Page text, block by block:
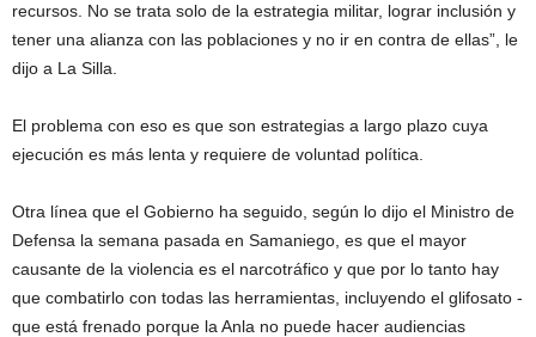
recursos. No se trata solo de la estrategia militar, lograr inclusión y
tener una alianza con las poblaciones y no ir en contra de ellas”, le
dijo a La Silla.
El problema con eso es que son estrategias a largo plazo cuya
ejecución es más lenta y requiere de voluntad política.
Otra línea que el Gobierno ha seguido, según lo dijo el Ministro de
Defensa la semana pasada en Samaniego, es que el mayor
causante de la violencia es el narcotráfico y que por lo tanto hay
que combatirlo con todas las herramientas, incluyendo el glifosato -
que está frenado porque la Anla no puede hacer audiencias